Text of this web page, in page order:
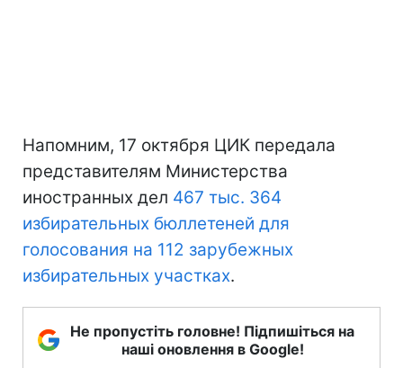
Напомним, 17 октября ЦИК передала
представителям Министерства
иностранных дел 467 тыс. 364
избирательных бюллетеней для
голосования на 112 зарубежных
избирательных участках.
Не пропустіть головне! Підпишіться на
наші оновлення в Google!